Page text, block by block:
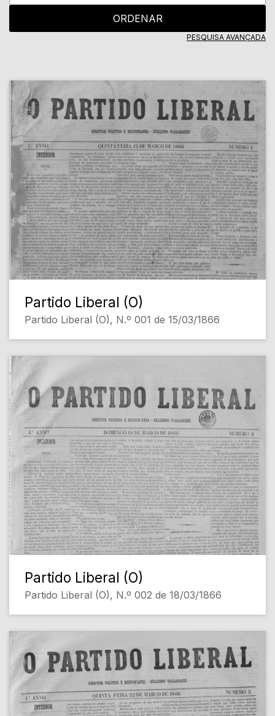
ORDENAR
PESQUISA AVANÇADA
Partido Liberal (O)
Partido Liberal (O), N.º 001 de 15/03/1866
Partido Liberal (O)
Partido Liberal (O), N.º 002 de 18/03/1866